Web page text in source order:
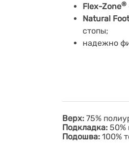
Flex-Zone®
Natural
стопы;
надежно
Верх: 75%
Подкладка: 50%
Подошва: 100%